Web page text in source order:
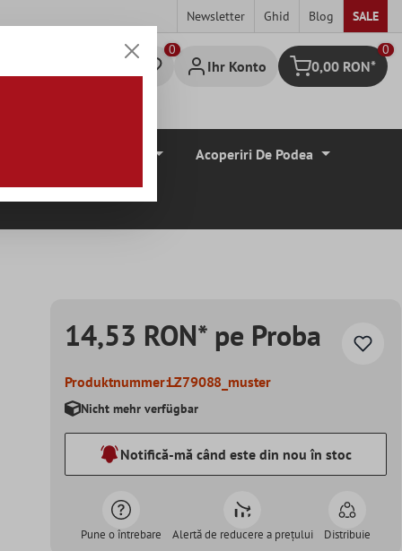
Newsletter Ghid Blog SALE
Ihr Konto Warenkorb
0
0,00 RON*
Acoperiri De Podea
14,53 RON* pe Proba
Produktnummer:LZ79088_muster
Nicht mehr verfügbar
Notifică-mă când este din nou în stoc
Pune o întrebare Alertă de reducere a prețului Distribuie